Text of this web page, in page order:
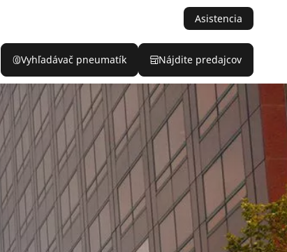
Asistencia
Vyhľadávač pneumatík Nájdite predajcov